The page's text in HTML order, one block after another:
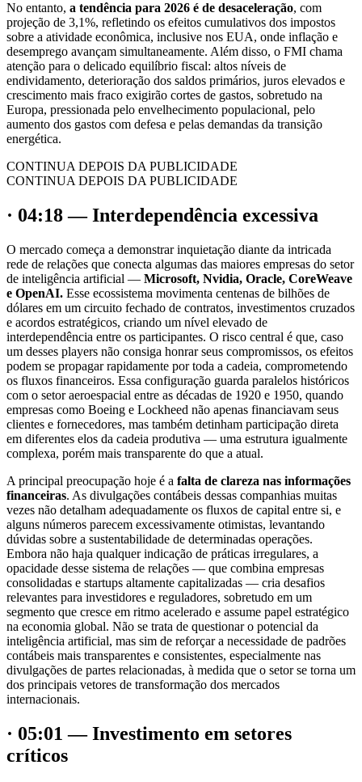
No entanto, a tendência para 2026 é de desaceleração, com
projeção de 3,1%, refletindo os efeitos cumulativos dos impostos
sobre a atividade econômica, inclusive nos EUA, onde inflação e
desemprego avançam simultaneamente. Além disso, o FMI chama
atenção para o delicado equilíbrio fiscal: altos níveis de
endividamento, deterioração dos saldos primários, juros elevados e
crescimento mais fraco exigirão cortes de gastos, sobretudo na
Europa, pressionada pelo envelhecimento populacional, pelo
aumento dos gastos com defesa e pelas demandas da transição
energética.
CONTINUA DEPOIS DA PUBLICIDADE
CONTINUA DEPOIS DA PUBLICIDADE
· 04:18 — Interdependência excessiva
O mercado começa a demonstrar inquietação diante da intricada
rede de relações que conecta algumas das maiores empresas do setor
de inteligência artificial — Microsoft, Nvidia, Oracle, CoreWeave
e OpenAI. Esse ecossistema movimenta centenas de bilhões de
dólares em um circuito fechado de contratos, investimentos cruzados
e acordos estratégicos, criando um nível elevado de
interdependência entre os participantes. O risco central é que, caso
um desses players não consiga honrar seus compromissos, os efeitos
podem se propagar rapidamente por toda a cadeia, comprometendo
os fluxos financeiros. Essa configuração guarda paralelos históricos
com o setor aeroespacial entre as décadas de 1920 e 1950, quando
empresas como Boeing e Lockheed não apenas financiavam seus
clientes e fornecedores, mas também detinham participação direta
em diferentes elos da cadeia produtiva — uma estrutura igualmente
complexa, porém mais transparente do que a atual.
A principal preocupação hoje é a falta de clareza nas informações
financeiras. As divulgações contábeis dessas companhias muitas
vezes não detalham adequadamente os fluxos de capital entre si, e
alguns números parecem excessivamente otimistas, levantando
dúvidas sobre a sustentabilidade de determinadas operações.
Embora não haja qualquer indicação de práticas irregulares, a
opacidade desse sistema de relações — que combina empresas
consolidadas e startups altamente capitalizadas — cria desafios
relevantes para investidores e reguladores, sobretudo em um
segmento que cresce em ritmo acelerado e assume papel estratégico
na economia global. Não se trata de questionar o potencial da
inteligência artificial, mas sim de reforçar a necessidade de padrões
contábeis mais transparentes e consistentes, especialmente nas
divulgações de partes relacionadas, à medida que o setor se torna um
dos principais vetores de transformação dos mercados
internacionais.
· 05:01 — Investimento em setores
críticos